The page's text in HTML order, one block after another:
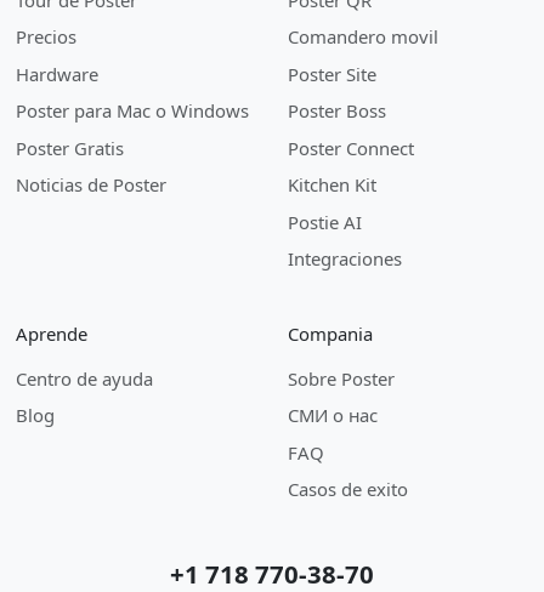
Precios
Hardware
Poster para Mac o Windows
Poster Gratis
Noticias de Poster
Comandero movil
Poster Site
Poster Boss
Poster Connect
Kitchen Kit
Postie AI
Integraciones
Aprende
Centro de ayuda
Blog
Compania
Sobre Poster
СМИ о нас
FAQ
Casos de exito
+1 718 770-38-70